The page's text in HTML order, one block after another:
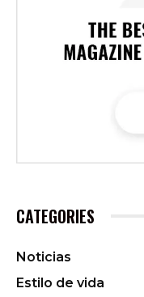
CATEGORIES
Noticias
Estilo de vida